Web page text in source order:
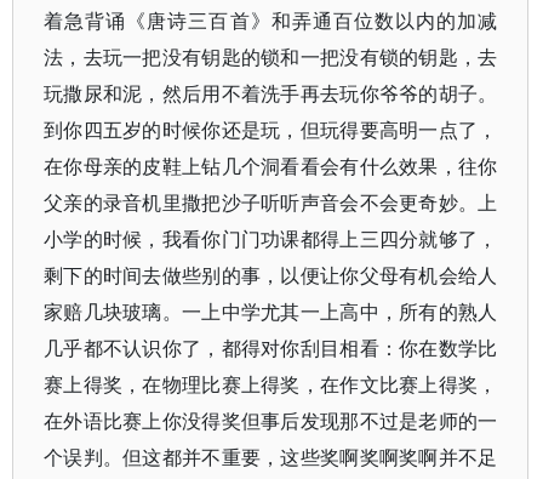
着急背诵《唐诗三百首》和弄通百位数以内的加减
法，去玩一把没有钥匙的锁和一把没有锁的钥匙，去
玩撒尿和泥，然后用不着洗手再去玩你爷爷的胡子。
到你四五岁的时候你还是玩，但玩得要高明一点了，
在你母亲的皮鞋上钻几个洞看看会有什么效果，往你
父亲的录音机里撒把沙子听听声音会不会更奇妙。上
小学的时候，我看你门门功课都得上三四分就够了，
剩下的时间去做些别的事，以便让你父母有机会给人
家赔几块玻璃。一上中学尤其一上高中，所有的熟人
几乎都不认识你了，都得对你刮目相看：你在数学比
赛上得奖，在物理比赛上得奖，在作文比赛上得奖，
在外语比赛上你没得奖但事后发现那不过是老师的一
个误判。但这都并不重要，这些奖啊奖啊奖啊并不足